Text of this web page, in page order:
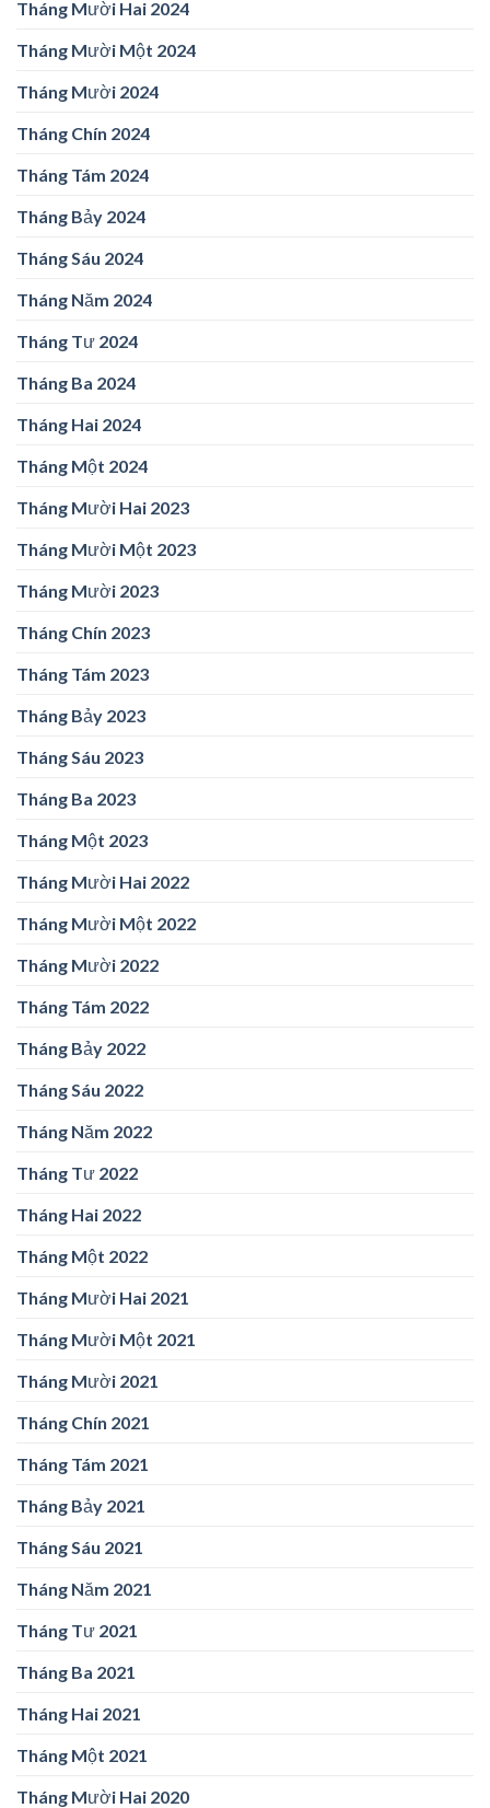
Tháng Mười Hai 2024
Tháng Mười Một 2024
Tháng Mười 2024
Tháng Chín 2024
Tháng Tám 2024
Tháng Bảy 2024
Tháng Sáu 2024
Tháng Năm 2024
Tháng Tư 2024
Tháng Ba 2024
Tháng Hai 2024
Tháng Một 2024
Tháng Mười Hai 2023
Tháng Mười Một 2023
Tháng Mười 2023
Tháng Chín 2023
Tháng Tám 2023
Tháng Bảy 2023
Tháng Sáu 2023
Tháng Ba 2023
Tháng Một 2023
Tháng Mười Hai 2022
Tháng Mười Một 2022
Tháng Mười 2022
Tháng Tám 2022
Tháng Bảy 2022
Tháng Sáu 2022
Tháng Năm 2022
Tháng Tư 2022
Tháng Hai 2022
Tháng Một 2022
Tháng Mười Hai 2021
Tháng Mười Một 2021
Tháng Mười 2021
Tháng Chín 2021
Tháng Tám 2021
Tháng Bảy 2021
Tháng Sáu 2021
Tháng Năm 2021
Tháng Tư 2021
Tháng Ba 2021
Tháng Hai 2021
Tháng Một 2021
Tháng Mười Hai 2020